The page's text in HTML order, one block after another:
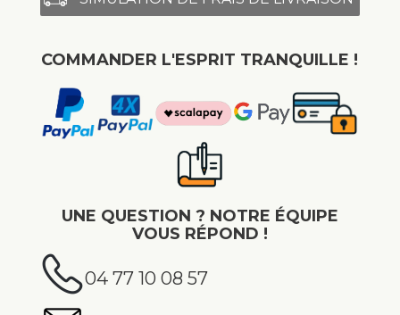
COMMANDER L'ESPRIT TRANQUILLE !
UNE QUESTION ? NOTRE ÉQUIPE
VOUS RÉPOND !
04 77 10 08 57